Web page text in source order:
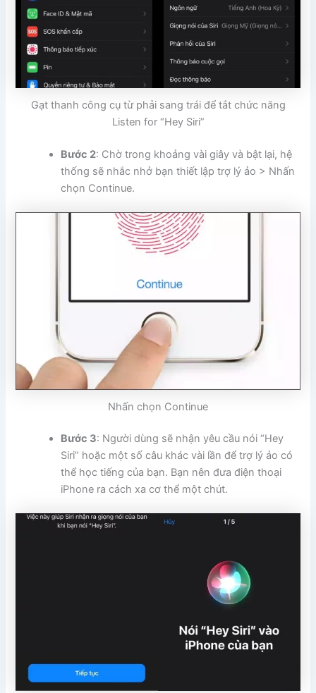
Gạt thanh công cụ từ phải sang trái để tắt chức năng
Listen for “Hey Siri”
Bước 2: Chờ trong khoảng vài giây và bật lại, hệ
thống sẽ nhắc nhở bạn thiết lập trợ lý ảo > Nhấn
chọn Continue.
Nhấn chọn Continue
Bước 3: Người dùng sẽ nhận yêu cầu nói “Hey
Siri” hoặc một số câu khác vài lần để trợ lý ảo có
thể học tiếng của bạn. Bạn nên đưa điện thoại
iPhone ra cách xa cơ thể một chút.